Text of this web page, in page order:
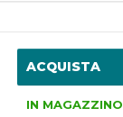
ACQUISTA
IN MAGAZZINO